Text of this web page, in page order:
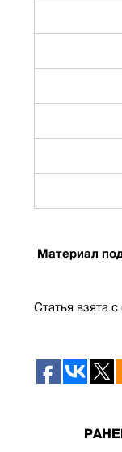
Материал
Статья взята с